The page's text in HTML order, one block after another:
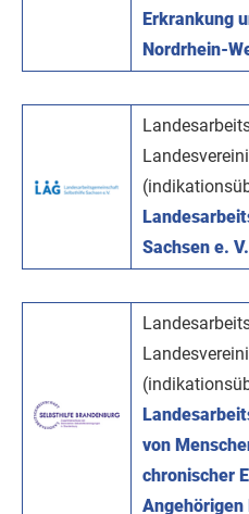
Erkrankung
Nordrhein-
Sachsen e. V.
von
chronischer
Angehörigen